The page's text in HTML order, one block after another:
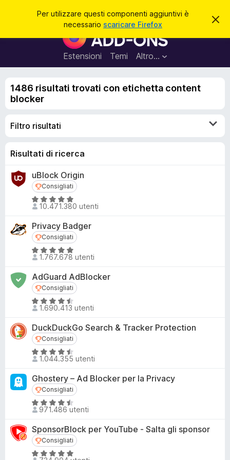
Per utilizzare questi componenti aggiuntivi è
necessario scaricare Firefox
C
q
v
C
o
m
p
n
i
o
Estensioni Temi Altro…
r
1486 risultati trovati con etichetta content
blocker
Filtro risultati
Risultati di ricerca
uBlock Origin
Consigliati
Consigliati
V
a
l
u
t
a
a
4
,
8
u
5
10.471.380 utenti
Privacy Badger
Consigliati
Consigliati
V
a
u
t
a
a
4
,
8
u
5
1.767.678 utenti
AdGuard AdBlocker
Consigliati
Consigliati
V
a
l
u
t
a
a
4
,
6
u
5
1.690.413 utenti
DuckDuckGo Search & Tracker Protection
Consigliati
Consigliati
V
a
l
u
t
a
a
4
,
1.044.355 utenti
Ghostery – Ad Blocker per la Privacy
Consigliati
Consigliati
V
a
l
u
t
a
971.486 utenti
SponsorBlock per YouTube - Salta gli sponsor
Consigliati
Consigliati
V